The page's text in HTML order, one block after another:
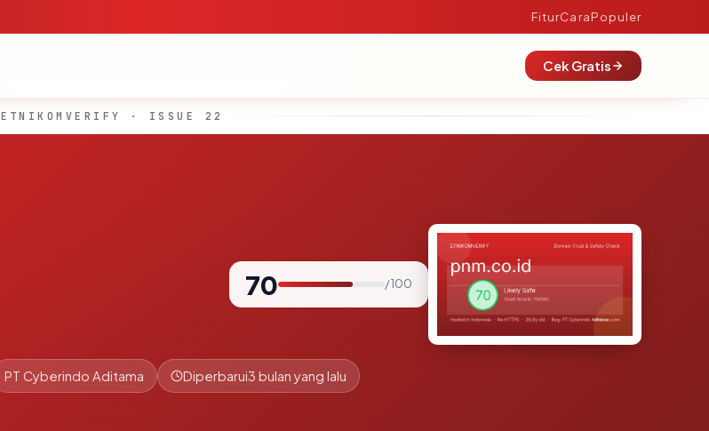
FiturCaraPopuler
Cek Gratis
ETNIKOMVERIFY · ISSUE 22
70 / 100
PT Cyberindo Aditama Diperbarui3 bulan yang lalu